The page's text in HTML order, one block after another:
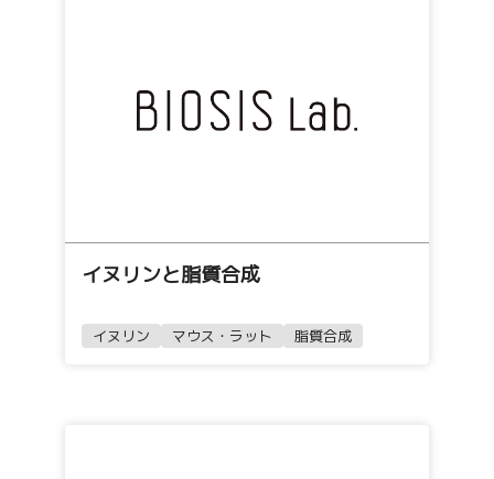
イヌリンと脂質合成
イヌリン マウス・ラット 脂質合成